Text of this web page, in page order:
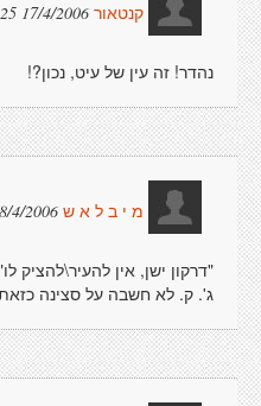
קנטאור 17/4/2006 15:07:25
נהדר! זה עין של עיט, נכון?!
מ י ב ל א ש 2006 16:16:42
"דרקון ישן, אין
ג'. ק. לא חשבה על סצינה